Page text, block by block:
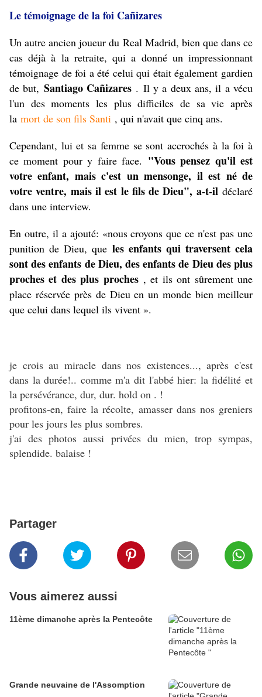
Le témoignage de la foi Cañizares
Un autre ancien joueur du Real Madrid, bien que dans ce
cas déjà à la retraite, qui a donné un impressionnant
témoignage de foi a été celui qui était également gardien
de but, Santiago Cañizares . Il y a deux ans, il a vécu
l'un des moments les plus difficiles de sa vie après
la mort de son fils Santi , qui n'avait que cinq ans.
Cependant, lui et sa femme se sont accrochés à la foi à
ce moment pour y faire face. "Vous pensez qu'il est
votre enfant, mais c'est un mensonge, il est né de
votre ventre, mais il est le fils de Dieu", a-t-ildéclaré
dans une interview.
En outre, il a ajouté: «nous croyons que ce n'est pas une
punition de Dieu, que les enfants qui traversent cela
sont des enfants de Dieu, des enfants de Dieu des plus
proches et des plus proches, et ils ont sûrement une
place réservée près de Dieu en un monde bien meilleur
que celui dans lequel ils vivent ».
je crois au miracle dans nos existences..., après c'est
dans la durée!.. comme m'a dit l'abbé hier: la fidélité et
la persévérance, dur, dur. hold on . !
profitons-en, faire la récolte, amasser dans nos greniers
pour les jours les plus sombres.
j'ai des photos aussi privées du mien, trop sympas,
splendide. balaise !
Partager
Vous aimerez aussi
11ème dimanche après la Pentecôte
Grande neuvaine de l'Assomption